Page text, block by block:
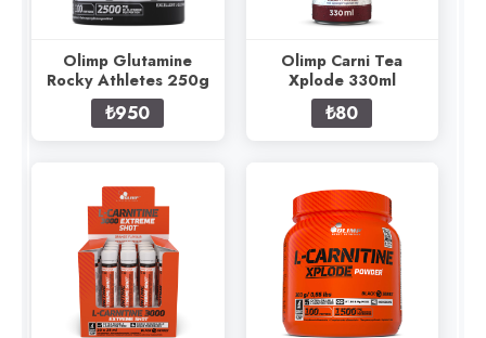
Olimp Glutamine
Rocky Athletes 250g
₺950
Olimp Carni Tea
Xplode 330ml
₺80